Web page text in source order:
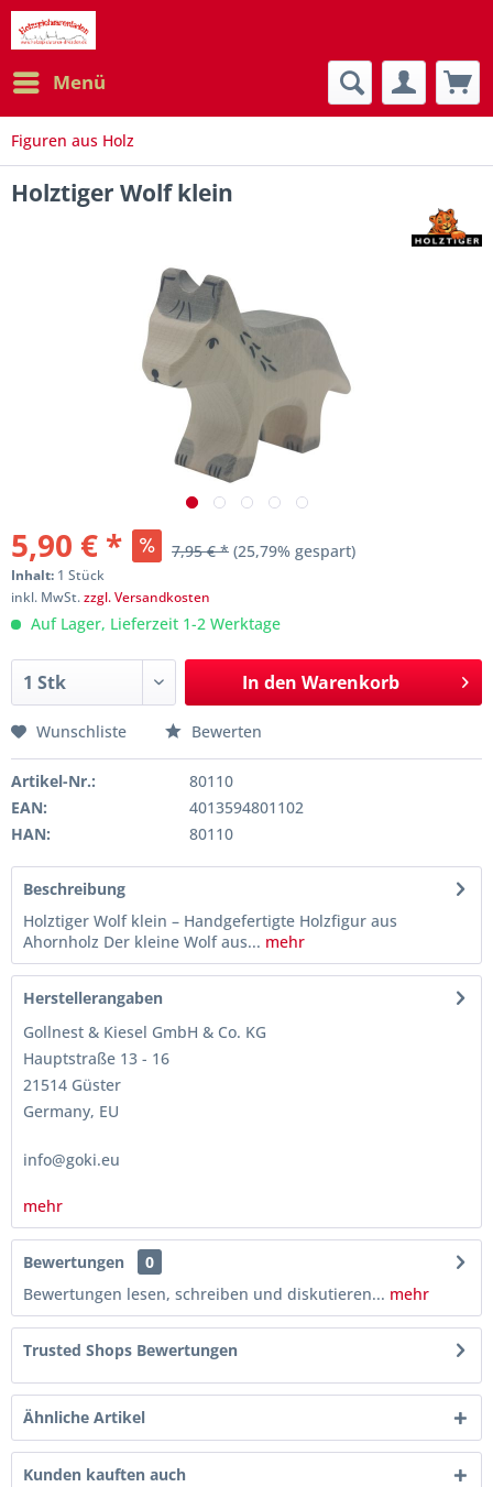
Menü
Figuren aus Holz
Holztiger Wolf klein
5,90 € * 7,95 € * (25,79% gespart)
Inhalt: 1 Stück
inkl. MwSt.zzgl. Versandkosten
Auf Lager, Lieferzeit 1-2 Werktage
In den Warenkorb
Wunschliste Bewerten
Artikel-Nr.:
80110
EAN:
4013594801102
HAN:
80110
Beschreibung
Holztiger Wolf klein – Handgefertigte Holzfigur aus
Ahornholz Der kleine Wolf aus... mehr
Herstellerangaben
Gollnest & Kiesel GmbH & Co. KG
Hauptstraße 13 - 16
21514 Güster
Germany, EU
info@goki.eu
mehr
Bewertungen
0
Bewertungen lesen, schreiben und diskutieren... mehr
Trusted Shops Bewertungen
Ähnliche Artikel
Kunden kauften auch